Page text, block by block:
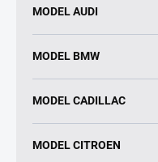
MODEL AUDI
MODEL BMW
MODEL CADILLAC
MODEL CITROEN